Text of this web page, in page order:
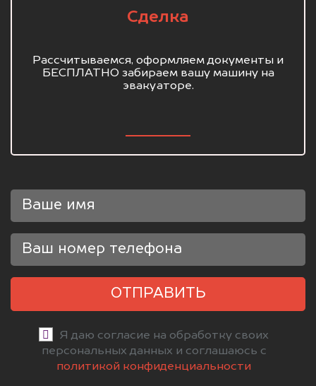
Сделка
Рассчитываемся, оформляем документы и
БЕСПЛАТНО забираем вашу машину на
эвакуаторе.
ОТПРАВИТЬ
Я даю согласие на обработку своих
персональных данных и соглашаюсь с
политикой конфиденциальности